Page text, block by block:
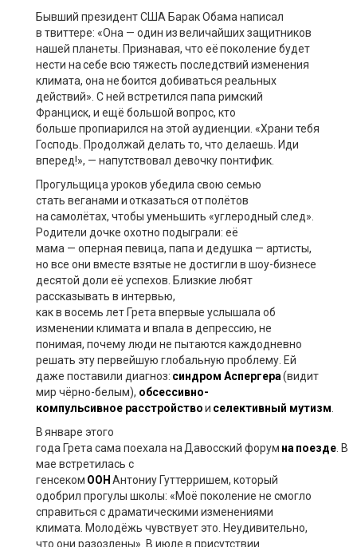
Бывший президент США Барак Обама написал
в твиттере: «Она — один из величайших защитников
нашей планеты. Признавая, что еёпоколение будет
нести на себе всю тяжесть последствий изменения
климата, она не боится добиваться реальных
действий». С ней встретился папа римский
Франциск, и ещё большой вопрос, кто
больше пропиарился на этой аудиенции. «Храни тебя
Господь. Продолжай делать то, что делаешь. Иди
вперед!», — напутствовал девочку понтифик.
Прогульщица уроков убедила свою семью
стать веганами и отказаться от полётов
на самолётах, чтобы уменьшить «углеродный след».
Родители дочке охотно подыграли: её
мама — оперная певица, папа и дедушка — артисты,
но все они вместе взятые не достигли в шоу-бизнесе
десятой доли её успехов. Близкие любят
рассказывать в интервью,
какв восемь лет Грета впервые услышала об
изменении климата и впала в депрессию, не
понимая, почему люди не пытаются каждодневно
решать эту первейшую глобальную проблему. Ей
даже поставили диагноз: синдром Аспергера(видит
мир чёрно-белым), обсессивно-
компульсивное расстройствои селективный мутизм
В январе этого
года Грета сама поехала на Давосский форум на поезде В
мае встретилась с
генсеком ООН Антониу Гуттерришем, который
одобрил прогулы школы: «Моё поколение не смогло
справиться с драматическими изменениями
климата. Молодёжь чувствует это. Неудивительно,
что они разозлены». В июле в присутствии